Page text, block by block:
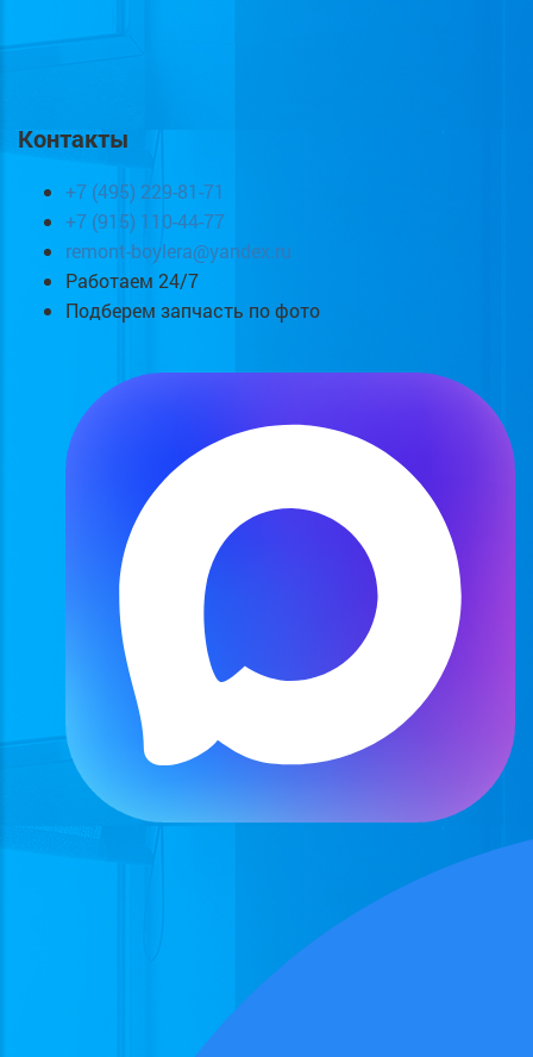
Контакты
+7 (495) 229-81-71
+7 (915) 110-44-77
remont-boylera@yandex.ru
Работаем 24/7
Подберем запчасть по фото